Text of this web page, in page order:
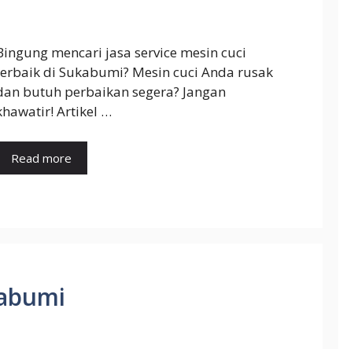
mencari jasa service mesin cuci
di Sukabumi? Mesin cuci Anda rusak
butuh perbaikan segera? Jangan
Artikel …
Read more